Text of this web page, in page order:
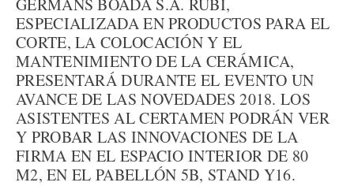
GERMANS BOADA S.A. RUBI,
ESPECIALIZADA EN PRODUCTOS PARA EL
CORTE, LA COLOCACIÓN Y EL
MANTENIMIENTO DE LA CERÁMICA,
PRESENTARÁ DURANTE EL EVENTO UN
AVANCE DE LAS NOVEDADES 2018. LOS
ASISTENTES AL CERTAMEN PODRÁN VER
Y PROBAR LAS INNOVACIONES DE LA
FIRMA EN EL ESPACIO INTERIOR DE 80
M2, EN EL PABELLÓN 5B, STAND Y16.